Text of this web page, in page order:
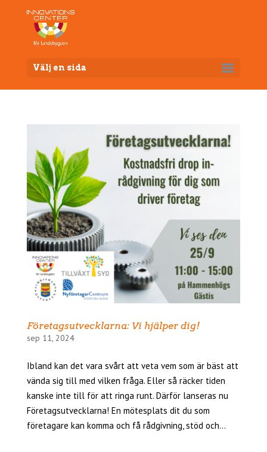
Välj en sida
Företagsutvecklarna: Vi hjälper dig!
sep 11, 2024
Ibland kan det vara svårt att veta vem som är bäst att
vända sig till med vilken fråga. Eller så räcker tiden
kanske inte till för att ringa runt. Därför lanseras nu
Företagsutvecklarna! En mötesplats dit du som
företagare kan komma och få rådgivning, stöd och...